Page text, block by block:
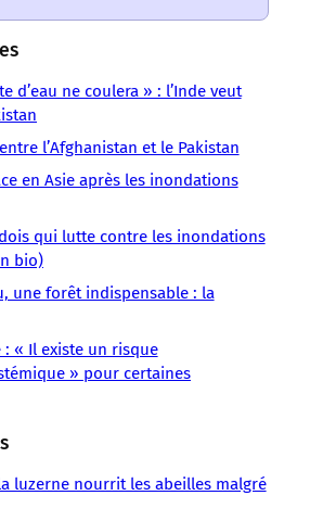
un
sens
LMOUS
–
s’abattaient
toujours
le
Pendjab,
LMOUS
au
Pakistan,
où
de
million
LMOUS
personnes
trouvent
les
susceptibles
LMOUS
d’être
ou
sous
eaux,
LMOUS
ont
forcé
l’évacuation
480
habitants. »
d’eau ne coulera » : l’Inde veut
l’Afghanistan et le Pakistan
en Asie après les inondations
qui lutte contre les inondations
bio)
une forêt indispensable : la
« Il existe un risque
» pour certaines
luzerne nourrit les abeilles malgré